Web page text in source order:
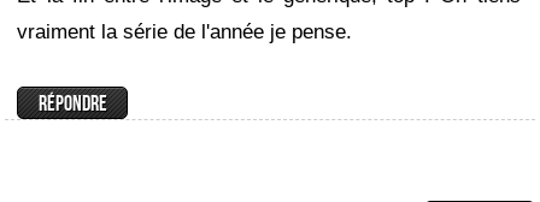
vraiment la série de l'année je pense.